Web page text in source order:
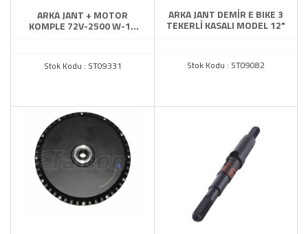
ARKA JANT + MOTOR
KOMPLE 72V-2500 W-10
Stok Kodu : ST09331
ARKA JANT DEMİR E BIKE 3
TEKERLİ KASALI MODEL 12"
Stok Kodu : ST09082